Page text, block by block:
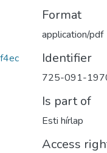
Format
application/pdf
Identifier
725-091-
Is part of
Esti hírlap
Access